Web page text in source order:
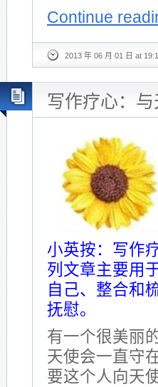
Continue
2013 年 06 月 01 日 at
写作疗心：
小英按：写作
列文章主要用
自己、整合和
抚慰。
有一个很美丽
天使会一直守
要这个人向天